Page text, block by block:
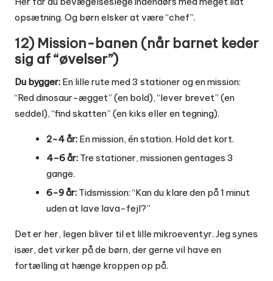
opsætning. Og børn elsker at være “chef”.
12) Mission-banen (når barnet keder
sig af “øvelser”)
Du bygger: En lille rute med 3 stationer og en mission:
“Red dinosaur-ægget” (en bold), “lever brevet” (en
seddel), “find skatten” (en kiks eller en tegning).
2-4 år: En mission, én station. Hold det kort.
4-6 år: Tre stationer, missionen gentages 3
gange.
6-9 år: Tidsmission: “Kan du klare den på 1 minut
uden at lave lava-fejl?”
Det er her, legen bliver til et lille mikroeventyr. Jeg synes
især, det virker på de børn, der gerne vil have en
fortælling at hænge kroppen op på.